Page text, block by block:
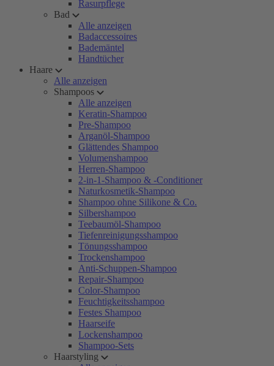
Rasurpflege
Bad
Alle anzeigen
Badaccessoires
Bademäntel
Handtücher
Haare
Alle anzeigen
Shampoos
Alle anzeigen
Keratin-Shampoo
Pre-Shampoo
Arganöl-Shampoo
Glättendes Shampoo
Volumenshampoo
Herren-Shampoo
2-in-1-Shampoo & -Conditioner
Naturkosmetik-Shampoo
Shampoo ohne Silikone & Co.
Silbershampoo
Teebaumöl-Shampoo
Tiefenreinigungsshampoo
Tönungsshampoo
Trockenshampoo
Anti-Schuppen-Shampoo
Repair-Shampoo
Color-Shampoo
Feuchtigkeitsshampoo
Festes Shampoo
Haarseife
Lockenshampoo
Shampoo-Sets
Haarstyling